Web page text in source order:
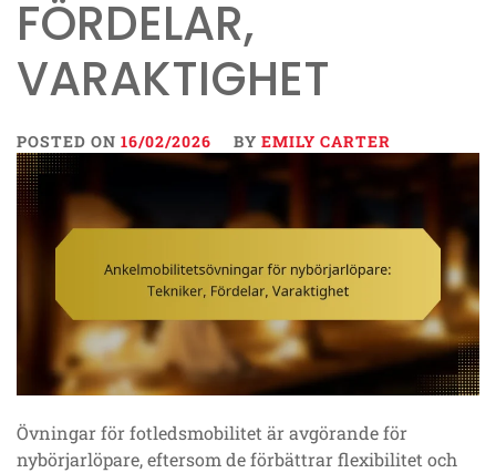
FÖRDELAR,
VARAKTIGHET
POSTED ON 16/02/2026 BY EMILY CARTER
Övningar för fotledsmobilitet är avgörande för
nybörjarlöpare, eftersom de förbättrar flexibilitet och